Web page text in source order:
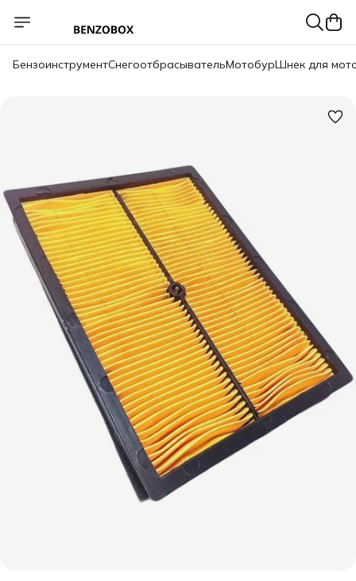
БензоинструментСнегоотбрасывательМотобурШнек для